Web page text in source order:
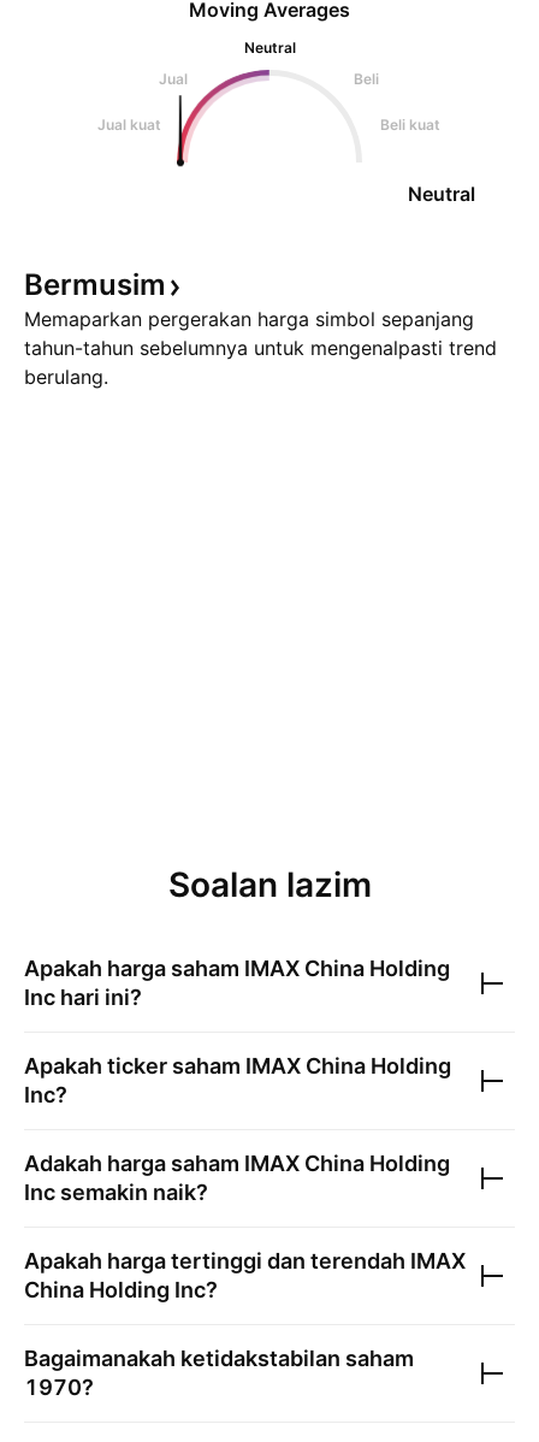
Moving Averages
Neutral
Jual
Beli
Jual kuat Beli kuat
Neutral
Bermusim
Memaparkan pergerakan harga simbol sepanjang
tahun-tahun sebelumnya untuk mengenalpasti trend
berulang.
Soalan lazim
Apakah harga saham IMAX China Holding
Inc hari ini?
Apakah ticker saham IMAX China Holding
Inc?
Adakah harga saham IMAX China Holding
Inc semakin naik?
Apakah harga tertinggi dan terendah IMAX
China Holding Inc?
Bagaimanakah ketidakstabilan saham
1970?